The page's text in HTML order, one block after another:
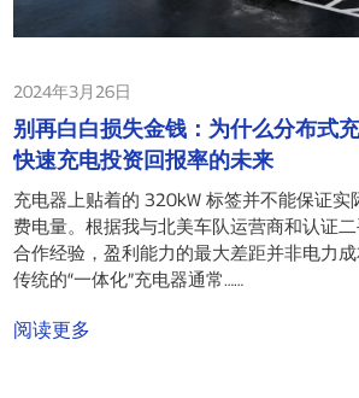
2024年3月26日
别再白白损失金钱：为什么分布式
快速充电投资回报率的未来
充电器上贴着的 320kW 标签并不能保证实
费电量。根据我与北美车队运营商和认证
合作经验，盈利能力的最大差距并非电力成
传统的“一体化”充电器通常……
阅读更多